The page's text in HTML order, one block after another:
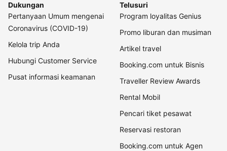
Dukungan
Pertanyaan Umum mengenai
Coronavirus (COVID-19)
Kelola trip Anda
Hubungi Customer Service
Pusat informasi keamanan
Telusuri
Program loyalitas Genius
Promo liburan dan musiman
Artikel travel
Booking.com untuk Bisnis
Traveller Review Awards
Rental Mobil
Pencari tiket pesawat
Reservasi restoran
Booking.com untuk Agen